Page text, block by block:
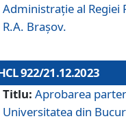
Administrație al Regiei
R.A. Brașov.
922/21.12.2023
Titlu: Aprobarea
Universitatea din